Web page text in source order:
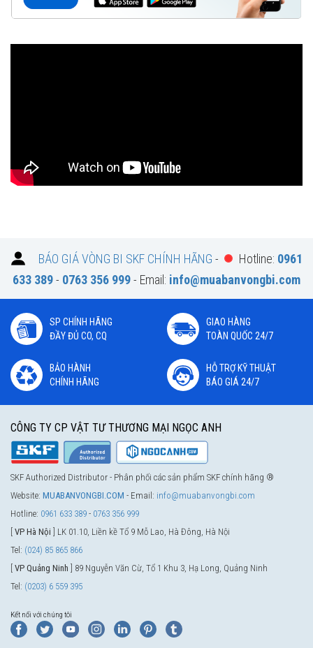
BÁO GIÁ VÒNG BI SKF CHÍNH HÃNG - Hotline: 0961
633 389- 0763 356 999- Email: info@muabanvongbi.com
SP CHÍNH HÃNG
ĐẦY ĐỦ CO, CQ
GIAO HÀNG
TOÀN QUỐC 24/7
BẢO HÀNH
CHÍNH HÃNG
HỖ TRỢ KỸ THUẬT
BÁO GIÁ 24/7
CÔNG TY CP VẬT TƯ THƯƠNG MẠI NGỌC ANH
SKF Authorized Distributor - Phân phối các sản phẩm SKF chính hãng ®
Website: MUABANVONGBI.COM - Email: info@muabanvongbi.com
Hotline: 0961 633 389 - 0763 356 999
VP Hà Nội ] LK 01.10, Liền kề Tổ 9 Mỗ Lao, Hà Đông, Hà Nội
Tel: (024) 85 865 866
VP Quảng Ninh ] 89 Nguyễn Văn Cừ, Tổ 1 Khu 3, Hạ Long, Quảng Ninh
Tel: (0203) 6 559 395
Kết nối với chúng tôi